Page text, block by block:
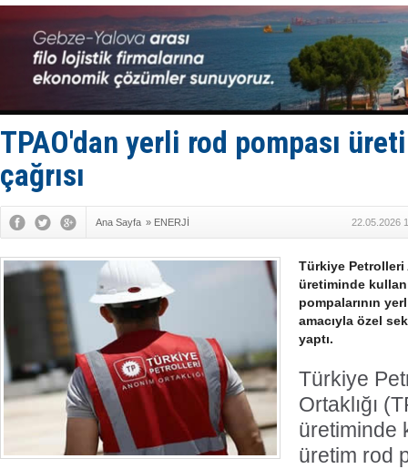
Tatil
Rusya,
Enejota
Denizcilik
‘14.
TÜRKLİM
TPAO'dan yerli rod pompası
çağrısı
Ana Sayfa » ENERJİ 22.05.2026
Türkiye Petrolleri
üretiminde
pompalarının
amacıyla özel
yaptı.
Türkiye
Ortaklığı
üretiminde
üretim rod